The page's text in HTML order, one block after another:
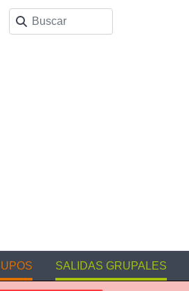
SALIDAS GRUPALES